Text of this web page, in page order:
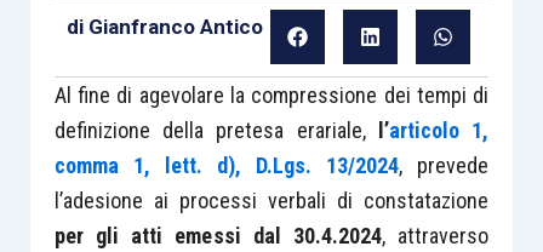
di Gianfranco Antico
Al fine di agevolare la compressione dei tempi di
definizione della pretesa erariale,
l’articolo 1,
comma 1, lett. d), D.Lgs. 13/2024, prevede
l’adesione ai processi verbali di constatazione
per gli atti emessi dal 30.4.2024, attraverso